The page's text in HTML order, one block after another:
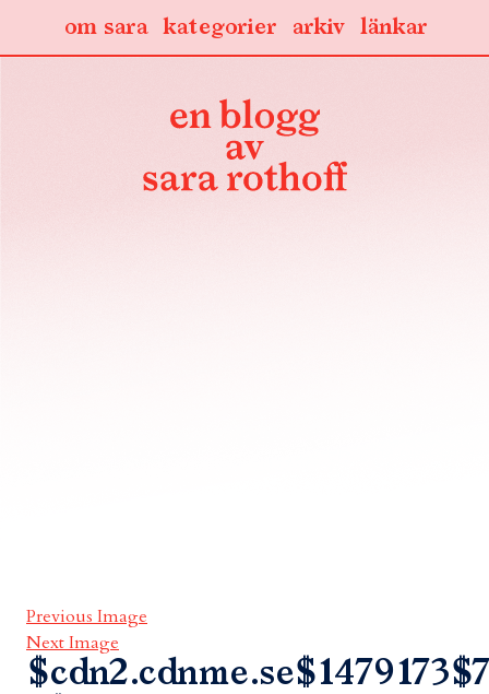
länkar
arkiv
kategorier
om sara
Previous Image
Next Image